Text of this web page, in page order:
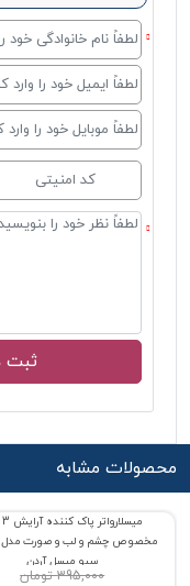
محصولات مشابه
%
مخصوص چشم و لب و صورت مدل
سبو میسل آردن
395,000 تومان